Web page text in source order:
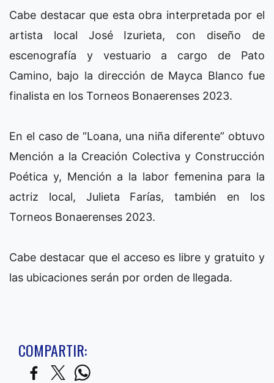
Cabe destacar que esta obra interpretada por el
artista local José Izurieta, con diseño de
escenografía y vestuario a cargo de Pato
Camino, bajo la dirección de Mayca Blanco fue
finalista en los Torneos Bonaerenses 2023.
En el caso de “Loana, una niña diferente” obtuvo
Mención a la Creación Colectiva y Construcción
Poética y, Mención a la labor femenina para la
actriz local, Julieta Farías, también en los
Torneos Bonaerenses 2023.
Cabe destacar que el acceso es libre y gratuito y
las ubicaciones serán por orden de llegada.
COMPARTIR: